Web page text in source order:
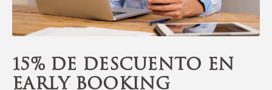
15% de descuento en
Early Booking